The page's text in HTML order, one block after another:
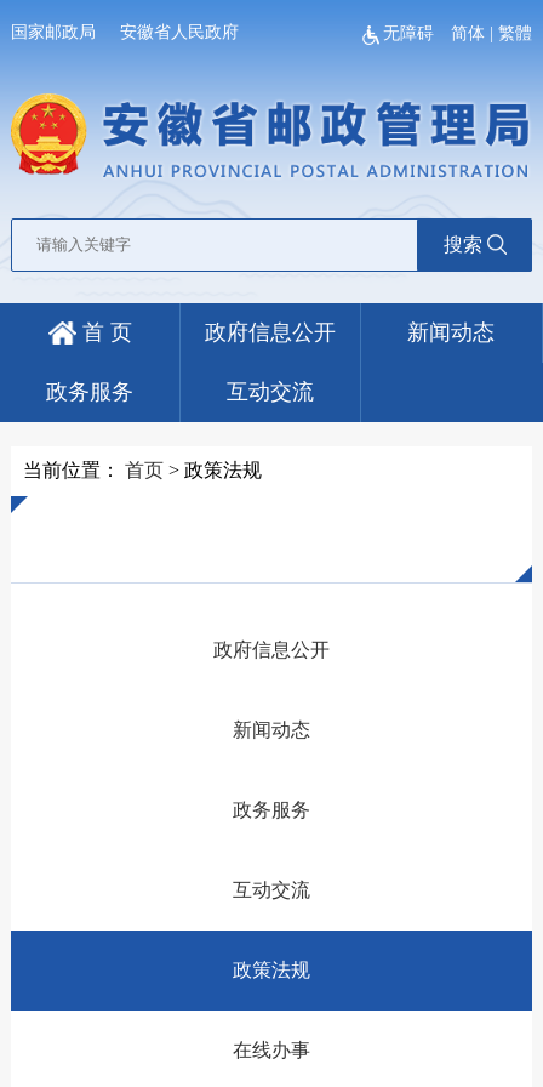
国家邮政局 安徽省人民政府 无障碍 简体 |繁體
搜索
首 页 政府信息公开 新闻动态
政务服务 互动交流
当前位置： 首页> 政策法规
政府信息公开
新闻动态
政务服务
互动交流
政策法规
在线办事